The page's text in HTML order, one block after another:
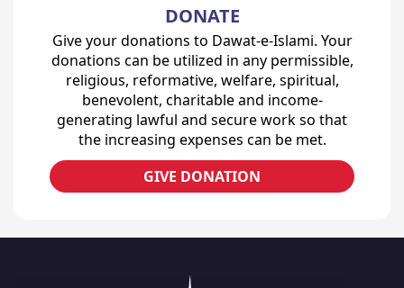
DONATE
Give your donations to Dawat-e-Islami. Your
donations can be utilized in any permissible,
religious, reformative, welfare, spiritual,
benevolent, charitable and income-
generating lawful and secure work so that
the increasing expenses can be met.
GIVE DONATION